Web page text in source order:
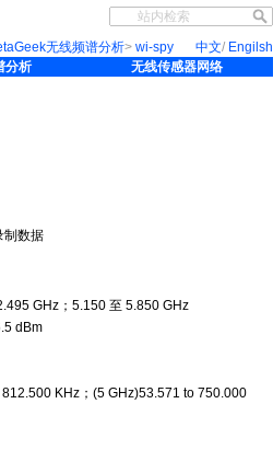
中文/ Engilsh
无线频谱分析> wi-spy
分析 无线传感器网络
制数据
GHz；5.150 至 5.850 GHz
dBm
KHz；(5 GHz)53.571 to 750.000